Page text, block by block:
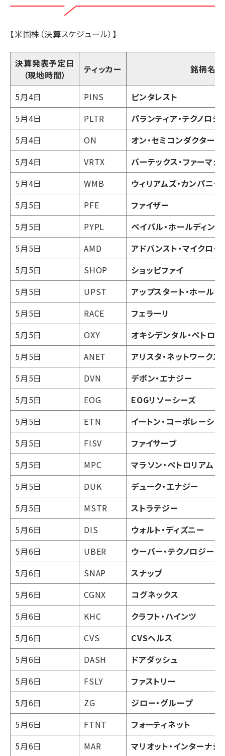
【米国株（決算スケジュール）】
決算発表予定日
（現地時間）
ティッカー 銘柄名
5月4日 PINS
ピンタレスト
5月4日
PLTR
パランティア・テクノロジ
5月4日
ON
オン・セミコンダクター
5月4日
VRTX
バーテックス・ファーマ
5月4日
WMB
ウィリアムズ・カンパニー
5月5日
PFE
ファイザー
5月5日
PYPL
ペイパル・ホールディン
5月5日
AMD
アドバンスト・マイクロ・
5月5日
SHOP
ショッピファイ
5月5日
UPST
アップスタート・ホールデ
5月5日
RACE
フェラーリ
5月5日
OXY
オキシデンタル・ペトロ
5月5日
ANET
アリスタ・ネットワークス
5月5日
DVN
デボン・エナジー
5月5日
EOG
EOGリソーシーズ
5月5日
ETN
イートン・コーポレーショ
5月5日
FISV
ファイサーブ
5月5日
MPC
マラソン・ペトロリアム
5月5日
DUK
デューク・エナジー
5月5日
MSTR
ストラテジー
5月6日
DIS
ウォルト・ディズニー
5月6日
UBER
ウーバー・テクノロジーズ
5月6日
SNAP
スナップ
5月6日
CGNX
コグネックス
5月6日
KHC
クラフト・ハインツ
5月6日
CVS
CVSヘルス
5月6日
DASH
ドアダッシュ
5月6日
FSLY
ファストリー
5月6日
ZG
ジロー・グループ
5月6日
FTNT
フォーティネット
5月6日
MAR マリオット・インターナシ